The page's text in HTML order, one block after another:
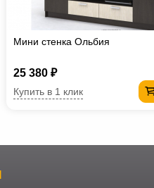
Мини стенка Ольбия
25 380 ₽
Купить в 1 клик